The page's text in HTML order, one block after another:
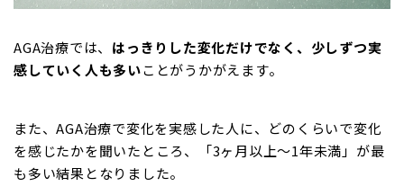
AGA治療では、 はっきりした変化だけでなく、少しずつ実
感していく人も多いことがうかがえます。
また、AGA治療で変化を実感した人に、どのくらいで変化
を感じたかを聞いたところ、「3ヶ月以上～1年未満」が最
も多い結果となりました。